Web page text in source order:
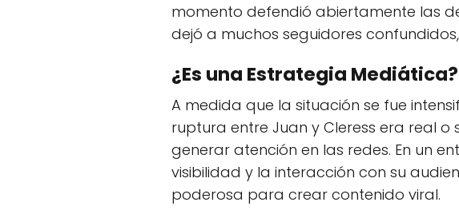
momento defendió abiertamente las
dejó a muchos seguidores
¿Es una Estrategia Mediática?
A medida que la situación se fue
ruptura entre Juan y Cleress era real
generar atención en las redes. En un
visibilidad y la interacción con su
poderosa para crear contenido viral.